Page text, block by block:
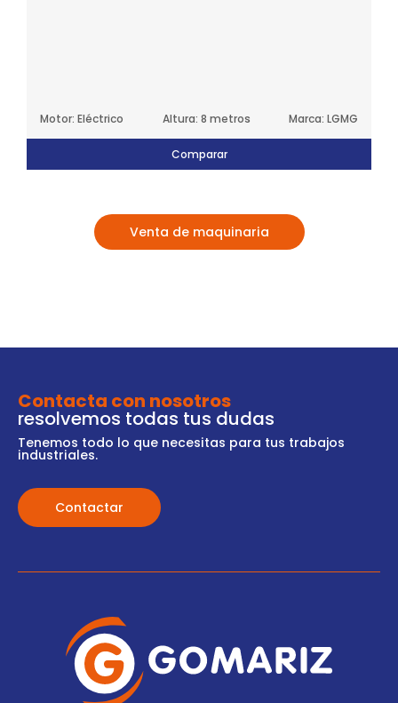
Motor: Eléctrico Altura: 8 metros Marca: LGMG
Comparar
Venta de maquinaria
Contacta con nosotros
resolvemos todas tus dudas
Tenemos todo lo que necesitas para tus trabajos
industriales.
Contactar